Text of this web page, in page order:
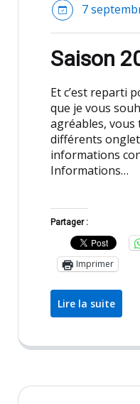
7
Saison
Et c’est reparti
que je vous
agréables, vous
différents
informations
Informations…
Partager :
Imprimer
Lire la suite